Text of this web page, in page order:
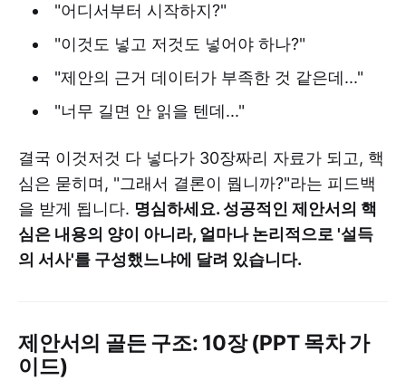
"어디서부터 시작하지?"
"이것도 넣고 저것도 넣어야 하나?"
"제안의 근거 데이터가 부족한 것 같은데..."
"너무 길면 안 읽을 텐데..."
결국 이것저것 다 넣다가 30장짜리 자료가 되고, 핵
심은 묻히며, "그래서 결론이 뭡니까?"라는 피드백
을 받게 됩니다. 명심하세요. 성공적인 제안서의 핵
심은 내용의 양이 아니라, 얼마나 논리적으로 '설득
의 서사'를 구성했느냐에 달려 있습니다.
제안서의 골든 구조: 10장 (PPT 목차 가
이드)